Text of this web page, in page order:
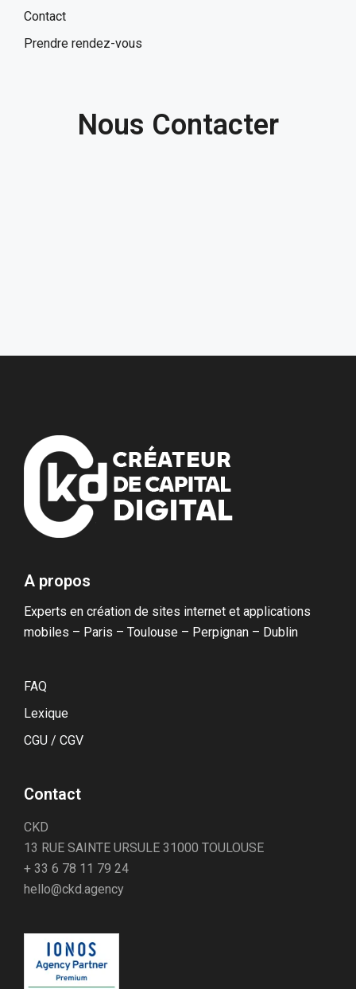
Contact
Prendre rendez-vous
Nous Contacter
A propos
Experts en création de sites internet et applications
mobiles – Paris – Toulouse – Perpignan – Dublin
FAQ
Lexique
CGU / CGV
Contact
CKD
13 RUE SAINTE URSULE 31000 TOULOUSE
+ 33 6 78 11 79 24
hello@ckd.agency